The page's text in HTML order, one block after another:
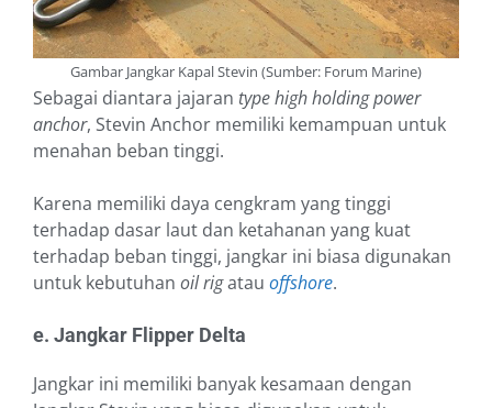
Gambar Jangkar Kapal Stevin (Sumber: Forum Marine)
Sebagai diantara jajaran type high holding power
anchor, Stevin Anchor memiliki kemampuan untuk
menahan beban tinggi.
Karena memiliki daya cengkram yang tinggi
terhadap dasar laut dan ketahanan yang kuat
terhadap beban tinggi, jangkar ini biasa digunakan
untuk kebutuhan oil rigatau offshore.
e. Jangkar Flipper Delta
Jangkar ini memiliki banyak kesamaan dengan